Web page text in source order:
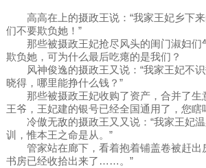
高高在上的摄政王说：“我家王妃乡下来
们不要欺负她！”
那些被摄政王妃抢尽风头的闺门淑妇们
欺负她，可为什么最后吃瘪的是我们？
风神俊逸的摄政王又说：“我家王妃不识
晓得，哪里能挣什么钱？”
那些被摄政王妃收购了资产，合并了生
王爷，王妃建的银号已经全国通用了，您瞎
冷傲无敌的摄政王又又说：“我家王妃温
训，惟本王之命是从。”
管家站在廊下，看着抱着铺盖卷被赶出
书房已经收拾出来了……。”